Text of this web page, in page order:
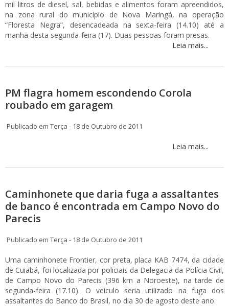
mil litros de diesel, sal, bebidas e alimentos foram apreendidos,
na zona rural do município de Nova Maringá, na operação
“Floresta Negra”, desencadeada na sexta-feira (14.10) até a
manhã desta segunda-feira (17). Duas pessoas foram presas.
Leia mais...
PM flagra homem escondendo Corola
roubado em garagem
Publicado em Terça - 18 de Outubro de 2011
Leia mais...
Caminhonete que daria fuga a assaltantes
de banco é encontrada em Campo Novo do
Parecis
Publicado em Terça - 18 de Outubro de 2011
Uma caminhonete Frontier, cor preta, placa KAB 7474, da cidade
de Cuiabá, foi localizada por policiais da Delegacia da Polícia Civil,
de Campo Novo do Parecis (396 km a Noroeste), na tarde de
segunda-feira (17.10). O veículo seria utilizado na fuga dos
assaltantes do Banco do Brasil, no dia 30 de agosto deste ano.